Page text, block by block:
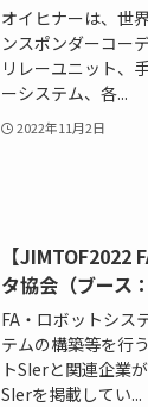
オイヒナーは、世
ンスポンダーコー
リレーユニット、
ーシステム、各...
2022年11月2日
【JIMTOF2022
タ協会（ブース
FA・ロボットシ
テムの構築等を行
トSIerと関連企業
SIerを掲載してい...